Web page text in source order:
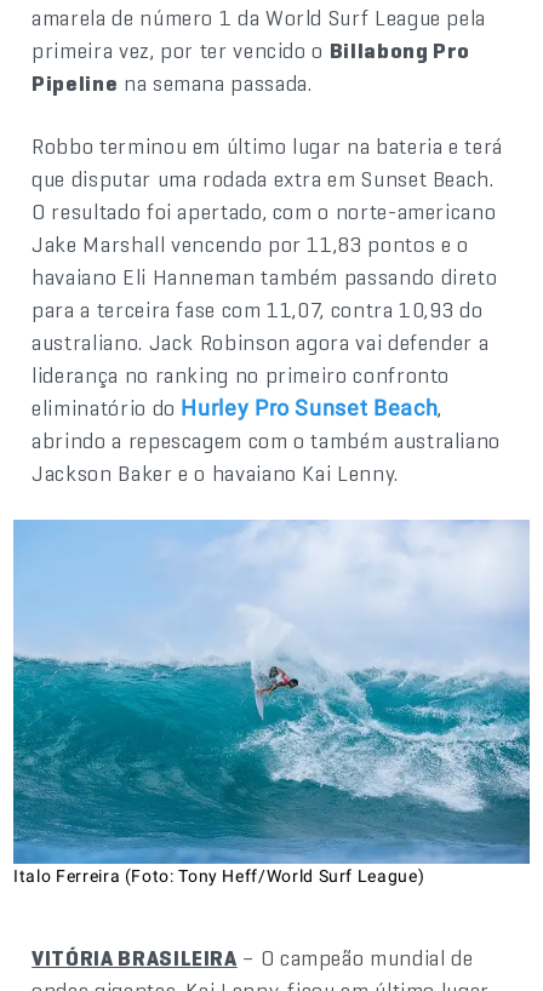
amarela de número 1 da World Surf League pela
primeira vez, por ter vencido o Billabong Pro
Pipeline na semana passada.
Robbo terminou em último lugar na bateria e terá
que disputar uma rodada extra em Sunset Beach.
O resultado foi apertado, com o norte-americano
Jake Marshall vencendo por 11,83 pontos e o
havaiano Eli Hanneman também passando direto
para a terceira fase com 11,07, contra 10,93 do
australiano. Jack Robinson agora vai defender a
liderança no ranking no primeiro confronto
eliminatório do Hurley Pro Sunset Beach,
abrindo a repescagem com o também australiano
Jackson Baker e o havaiano Kai Lenny.
Italo Ferreira (Foto: Tony Heff/World Surf League)
VITÓRIA BRASILEIRA – O campeão mundial de